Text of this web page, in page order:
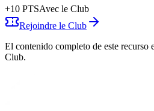
+10 PTSAvec le Club
Rejoindre le Club
El contenido completo de este recurso
Club.